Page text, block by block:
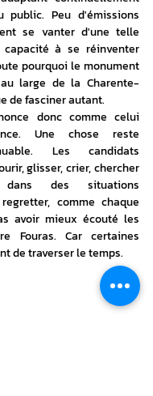
public. Peu d'émissions
se vanter d'une telle
capacité à se réinventer
pourquoi le monument
large de la Charente-
de fasciner autant.
donc comme celui
Une chose reste
Les candidats
glisser, crier, chercher
des situations
comme chaque
avoir mieux écouté les
Fouras. Car certaines
de traverser le temps.